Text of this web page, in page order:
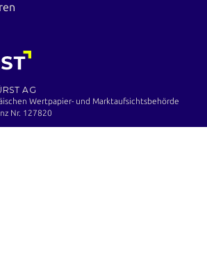
AG
Wertpapier- und Marktaufsichts­behörde
Nr. 127820